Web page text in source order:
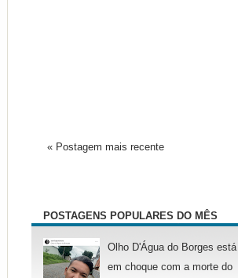
« Postagem mais recente
POSTAGENS POPULARES DO MÊS
Olho D'Água do Borges está
em choque com a morte do